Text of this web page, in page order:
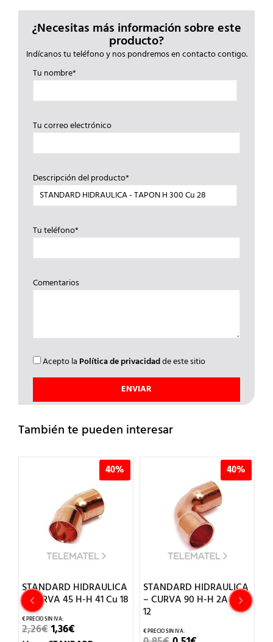
¿Necesitas más información sobre este
producto?
Indícanos tu teléfono y nos pondremos en contacto contigo.
Tu nombre*
Tu correo electrónico
Descripción del producto*
Tu teléfono*
Comentarios
Acepto la Política de privacidadde este sitio
También te pueden interesar
40%
STANDARD HIDRAULICA
– CURVA 45 H-H 41 Cu 18
2,26€EL
1,36€
40%
STANDARD HIDRAULICA
– CURVA 90 H-H 2A Cu
12